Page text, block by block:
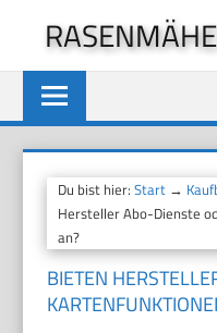
springen
Du bist hier:Start →
Hersteller Abo-Dienste
an?
BIETEN